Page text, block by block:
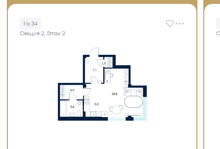
№ 34
Секция 2, Этаж 2